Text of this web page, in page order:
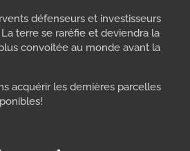
défenseurs et investisseurs
La terre se raréfie et deviendra la
convoitée au monde avant la
acquérir les dernières parcelles